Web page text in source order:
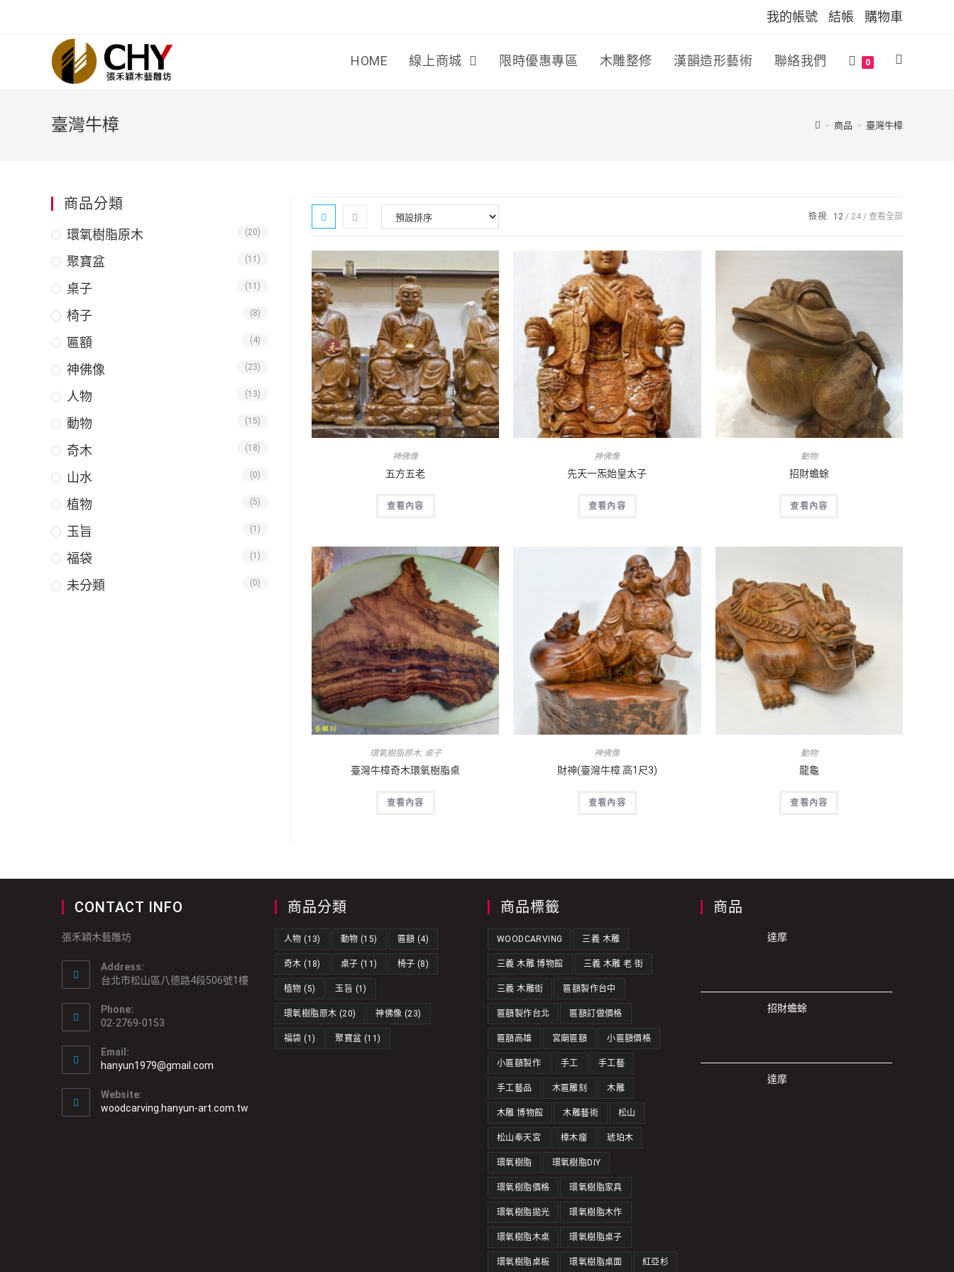
我的帳號 結帳 購物車
HOME 線上商城 限時優惠專區 木雕整修 漢韻造形藝術 聯絡我們 0
臺灣牛樟 > 商品 > 臺灣牛樟
檢視: 12 24 查看全部
神佛像
五方五老
查看內容
神佛像
先天一炁始皇太子
查看內容
動物
招財蟾蜍
查看內容
環氧樹脂原木, 桌子
臺灣牛樟奇木環氧樹脂桌
查看內容
神佛像
財神(臺灣牛樟 高1尺3)
查看內容
動物
龍龜
查看內容
商品分類
環氧樹脂原木 (20)
聚寶盆 (11)
桌子 (11)
椅子 (8)
匾額 (4)
神佛像 (23)
人物 (13)
動物 (15)
奇木 (18)
山水 (0)
植物 (5)
玉旨 (1)
福袋 (1)
未分類 (0)
CONTACT INFO
張禾穎木藝雕坊
Address:
台北市松山區八德路4段506號1樓
Phone:
02-2769-0153
Email:
hanyun1979@gmail.com
Website:
woodcarving.hanyun-art.com.tw
商品分類
人物 (13) 動物 (15) 匾額 (4)
奇木 (18) 桌子 (11) 椅子 (8)
植物 (5) 玉旨 (1)
環氧樹脂原木 (20) 神佛像 (23)
福袋 (1) 聚寶盆 (11)
商品標籤
WOODCARVING 三義 木雕
三義 木雕 博物館 三義 木雕 老 街
三義 木雕街 匾額製作台中
匾額製作台北 匾額訂做價格
匾額高雄 宮廟匾額 小匾額價格
小匾額製作 手工 手工藝
手工藝品 木匾雕刻 木雕
木雕 博物館 木雕藝術 松山
松山奉天宮 樟木瘤 琥珀木
環氧樹脂 環氧樹脂DIY
環氧樹脂價格 環氧樹脂家具
環氧樹脂拋光 環氧樹脂木作
環氧樹脂木桌 環氧樹脂桌子
環氧樹脂桌板 環氧樹脂桌面 紅亞杉
商品
達摩
招財蟾蜍
達摩